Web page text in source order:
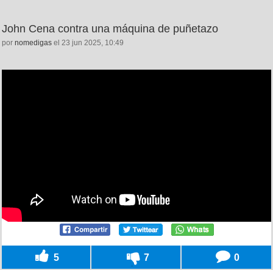
John Cena contra una máquina de puñetazo
por nomedigas el 23 jun 2025, 10:49
5 7 0